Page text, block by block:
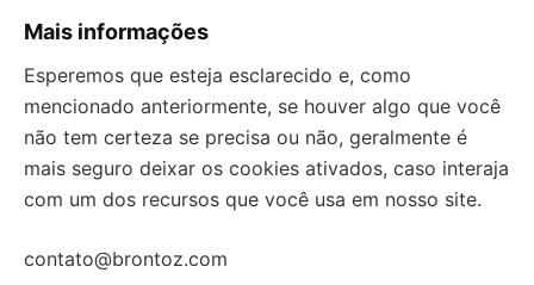
Mais informações
Esperemos que esteja esclarecido e, como
mencionado anteriormente, se houver algo que você
não tem certeza se precisa ou não, geralmente é
mais seguro deixar os cookies ativados, caso interaja
com um dos recursos que você usa em nosso site.
contato@brontoz.com